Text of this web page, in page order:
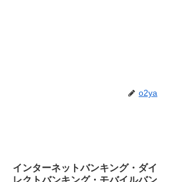
o2ya
インターネットバンキング・ダイ
レクトバンキング・モバイルバン